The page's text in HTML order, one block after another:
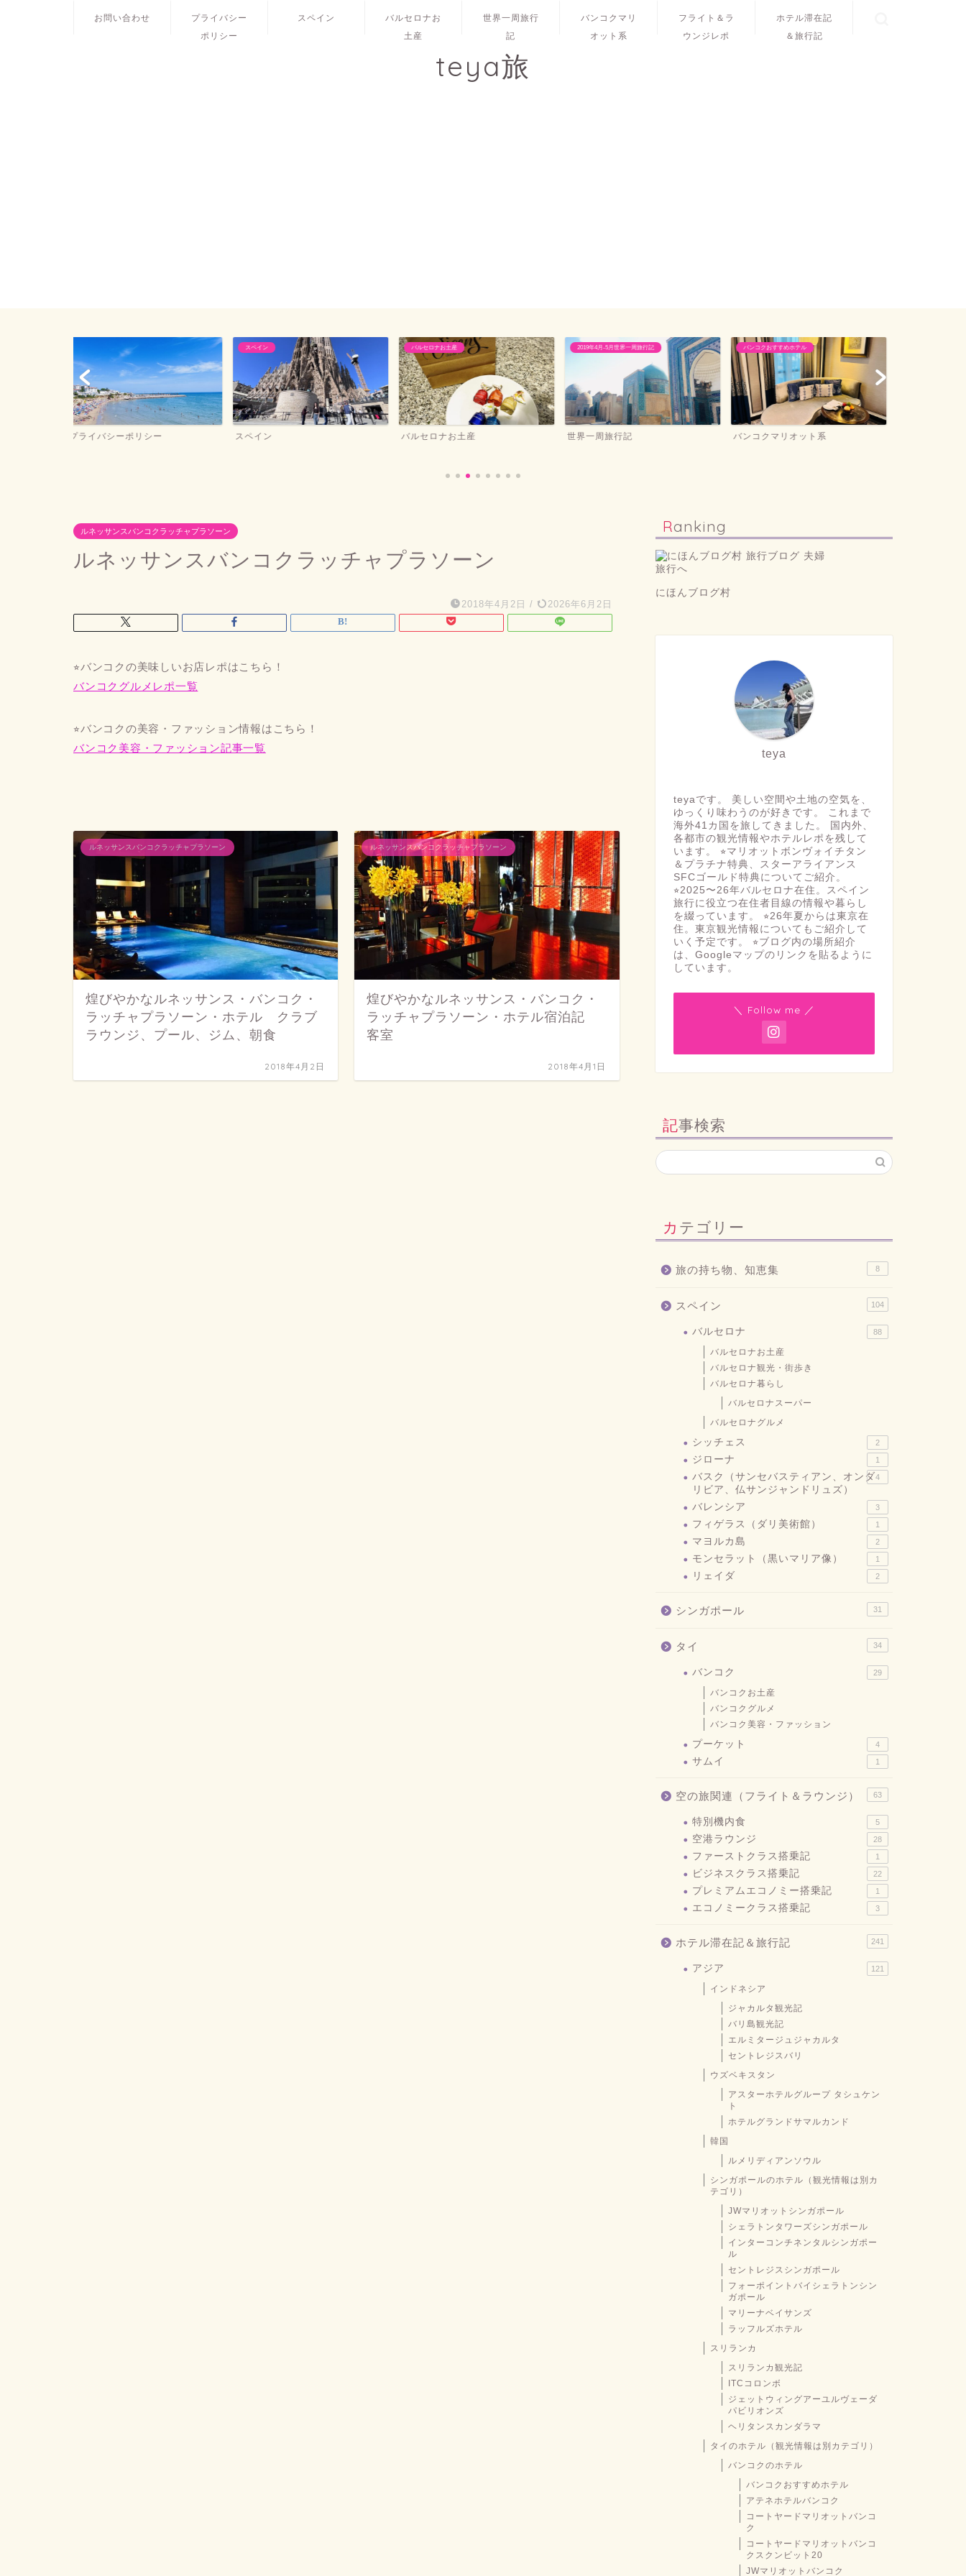
お問い合わせ
プライバシー
ポリシー
スペイン
バルセロナお
土産
世界一周旅行
記
バンコクマリ
オット系
フライト＆ラ
ウンジレポ
ホテル滞在記
＆旅行記
teya旅
スペイン
バルセロナお土産
バルセロナお土産
2019年4月-5月世界一周旅行記
世界一周旅行記
バンコクおすすめホテル
バンコクマリオット系
空の旅関連（フライト＆ラウンジ）
フライト＆ラウンジレポ
ルネッサンスバンコクラッチャプラソーン
ルネッサンスバンコクラッチャプラソーン
2018年4月2日 / 2026年6月2日
⭐︎バンコクの美味しいお店レポはこちら！
バンコクグルメレポ一覧
⭐︎バンコクの美容・ファッション情報はこちら！
バンコク美容・ファッション記事一覧
ルネッサンスバンコクラッチャプラソーン
煌びやかなルネッサンス・バンコク・
ラッチャプラソーン・ホテル クラブ
ラウンジ、プール、ジム、朝食
2018年4月2日
ルネッサンスバンコクラッチャプラソーン
煌びやかなルネッサンス・バンコク・
ラッチャプラソーン・ホテル宿泊記
客室
2018年4月1日
Ranking
にほんブログ村
teya
teyaです。 美しい空間や土地の空気を、
ゆっくり味わうのが好きです。 これまで
海外41カ国を旅してきました。 国内外、
各都市の観光情報やホテルレポを残して
います。 ⭐︎マリオットボンヴォイチタン
＆プラチナ特典、スターアライアンス
SFCゴールド特典についてご紹介。
⭐︎2025〜26年バルセロナ在住。スペイン
旅行に役立つ在住者目線の情報や暮らし
を綴っています。 ⭐︎26年夏からは東京在
住。東京観光情報についてもご紹介して
いく予定です。 ⭐︎ブログ内の場所紹介
は、Googleマップのリンクを貼るように
しています。
＼ Follow me ／
記事検索
カテゴリー
旅の持ち物、知恵集 8
スペイン 104
バルセロナ 88
バルセロナお土産
バルセロナ観光・街歩き
バルセロナ暮らし
バルセロナスーパー
バルセロナグルメ
シッチェス 2
ジローナ 1
バスク（サンセバスティアン、オンダ
リビア、仏サンジャンドリュズ）
4
バレンシア 3
フィゲラス（ダリ美術館） 1
マヨルカ島 2
モンセラット（黒いマリア像） 1
リェイダ 2
シンガポール 31
タイ 34
バンコク 29
バンコクお土産
バンコクグルメ
バンコク美容・ファッション
プーケット 4
サムイ 1
空の旅関連（フライト＆ラウンジ） 63
特別機内食 5
空港ラウンジ 28
ファーストクラス搭乗記 1
ビジネスクラス搭乗記 22
プレミアムエコノミー搭乗記 1
エコノミークラス搭乗記 3
ホテル滞在記＆旅行記 241
アジア 121
インドネシア
ジャカルタ観光記
バリ島観光記
エルミタージュジャカルタ
セントレジスバリ
ウズベキスタン
アスターホテルグループ タシュケン
ト
ホテルグランドサマルカンド
韓国
ルメリディアンソウル
シンガポールのホテル（観光情報は別カ
テゴリ）
JWマリオットシンガポール
シェラトンタワーズシンガポール
インターコンチネンタルシンガポー
ル
セントレジスシンガポール
フォーポイントバイシェラトンシン
ガポール
マリーナベイサンズ
ラッフルズホテル
スリランカ
スリランカ観光記
ITCコロンボ
ジェットウィングアーユルヴェーダ
パビリオンズ
ヘリタンスカンダラマ
タイのホテル（観光情報は別カテゴリ）
バンコクのホテル
バンコクおすすめホテル
アテネホテルバンコク
コートヤードマリオットバンコ
ク
コートヤードマリオットバンコ
クスクンビット20
JWマリオットバンコク